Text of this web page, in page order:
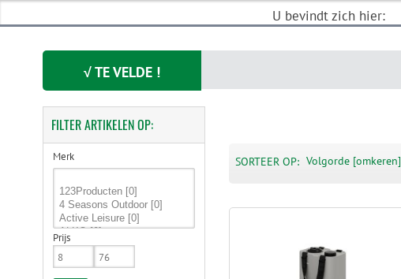
U bevindt zich hier:
√ TE VELDE !
SORTEER OP: Volgorde [omkeren]
FILTERARTIKELEN OP:
Merk
Prijs